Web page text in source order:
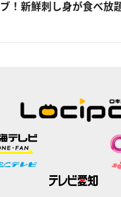
ブ！新鮮刺し身が食べ放
みそカツ鍋『PS純金（